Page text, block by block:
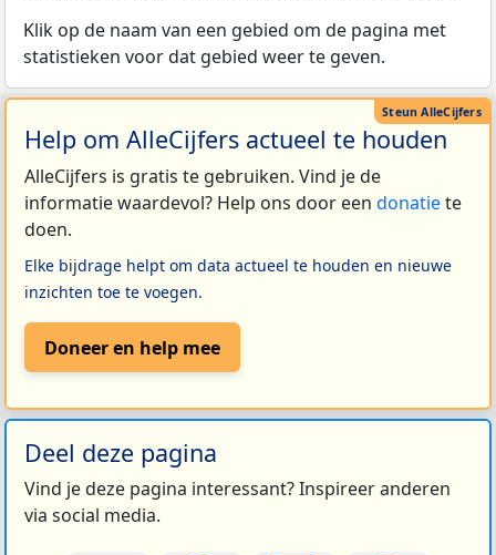
Klik op de naam van een gebied om de pagina met
statistieken voor dat gebied weer te geven.
Help om AlleCijfers actueel te houden
AlleCijfers is gratis te gebruiken. Vind je de
informatie waardevol? Help ons door een donatiete
doen.
Elke bijdrage helpt om data actueel te houden en nieuwe
inzichten toe te voegen.
Doneer en help mee
Deel deze pagina
Vind je deze pagina interessant? Inspireer anderen
via social media.